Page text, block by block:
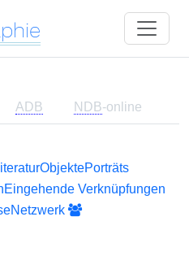
ADB NDB-online
ObjektePorträts
Eingehende Verknüpfungen
Netzwerk